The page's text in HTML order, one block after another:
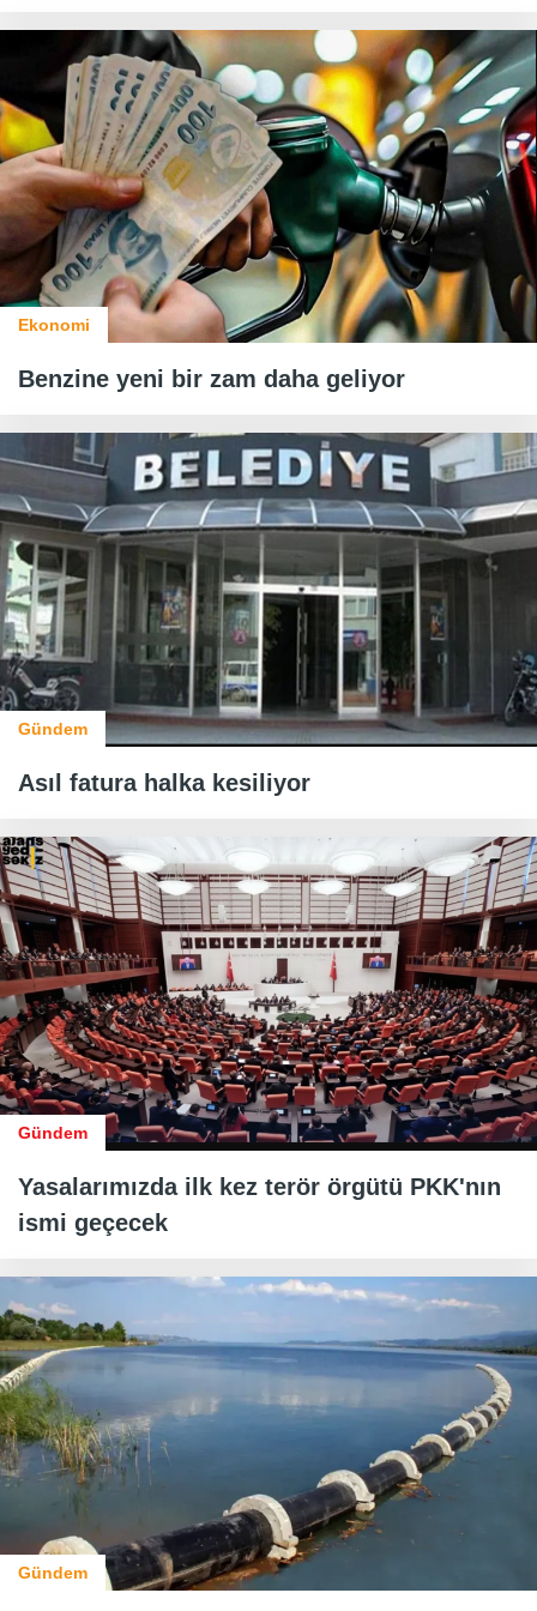
Ekonomi
Benzine yeni bir zam daha geliyor
Gündem
Asıl fatura halka kesiliyor
Gündem
Yasalarımızda ilk kez terör örgütü PKK'nın
ismi geçecek
Gündem